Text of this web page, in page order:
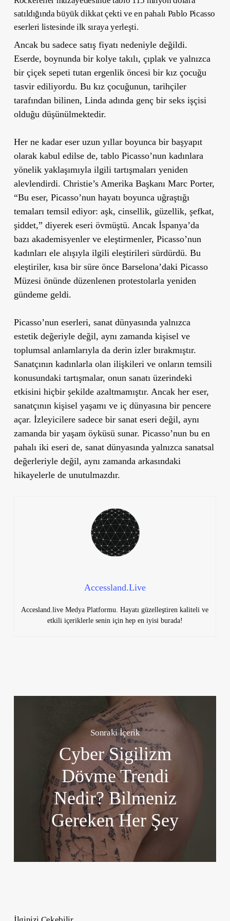
satıldığında büyük dikkat çekti ve en pahalı Pablo Picasso
eserleri listesinde ilk sıraya yerleşti.
Ancak bu sadece satış fiyatı nedeniyle değildi.
Eserde, boynunda bir kolye takılı, çıplak ve yalnızca
bir çiçek sepeti tutan ergenlik öncesi bir kız çocuğu
tasvir ediliyordu. Bu kız çocuğunun, tarihçiler
tarafından bilinen, Linda adında genç bir seks işçisi
olduğu düşünülmektedir.
Her ne kadar eser uzun yıllar boyunca bir başyapıt
olarak kabul edilse de, tablo Picasso’nun kadınlara
yönelik yaklaşımıyla ilgili tartışmaları yeniden
alevlendirdi. Christie’s Amerika Başkanı Marc Porter,
“Bu eser, Picasso’nun hayatı boyunca uğraştığı
temaları temsil ediyor: aşk, cinsellik, güzellik, şefkat,
şiddet,” diyerek eseri övmüştü. Ancak İspanya’da
bazı akademisyenler ve eleştirmenler, Picasso’nun
kadınları ele alışıyla ilgili eleştirileri sürdürdü. Bu
eleştiriler, kısa bir süre önce Barselona’daki Picasso
Müzesi önünde düzenlenen protestolarla yeniden
gündeme geldi.
Picasso’nun eserleri, sanat dünyasında yalnızca
estetik değeriyle değil, aynı zamanda kişisel ve
toplumsal anlamlarıyla da derin izler bırakmıştır.
Sanatçının kadınlarla olan ilişkileri ve onların temsili
konusundaki tartışmalar, onun sanatı üzerindeki
etkisini hiçbir şekilde azaltmamıştır. Ancak her eser,
sanatçının kişisel yaşamı ve iç dünyasına bir pencere
açar. İzleyicilere sadece bir sanat eseri değil, aynı
zamanda bir yaşam öyküsü sunar. Picasso’nun bu en
pahalı iki eseri de, sanat dünyasında yalnızca sanatsal
değerleriyle değil, aynı zamanda arkasındaki
hikayelerle de unutulmazdır.
Accessland.Live
Accesland.live Medya Platformu. Hayatı güzelleştiren kaliteli ve
etkili içeriklerle senin için hep en iyisi burada!
Sonraki İçerik
Cyber Sigilizm
Dövme Trendi
Nedir? Bilmeniz
Gereken Her Şey